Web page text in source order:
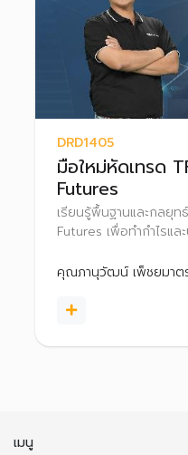
DRD1405
มือใหม่หัดเทรด
Futures
เรียนรู้พื้นฐานและกลยุท
Futures เพื่อทำกำไรแล
คุณภานุวัฒน์ เพ็ชยมาต
เมนู